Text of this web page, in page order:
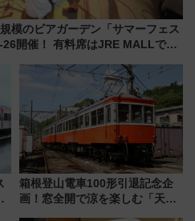
模のビアガーデン「サマーフェス
開催！ 有料席はJRE MALLで予
箱根登山電車100形引退記念企
画！窓全開で涼を楽しむ「天然